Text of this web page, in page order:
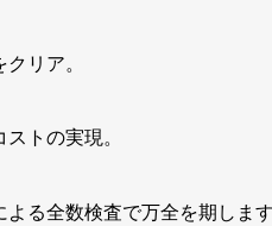
リア。
トの実現。
る全数検査で万全を期しま